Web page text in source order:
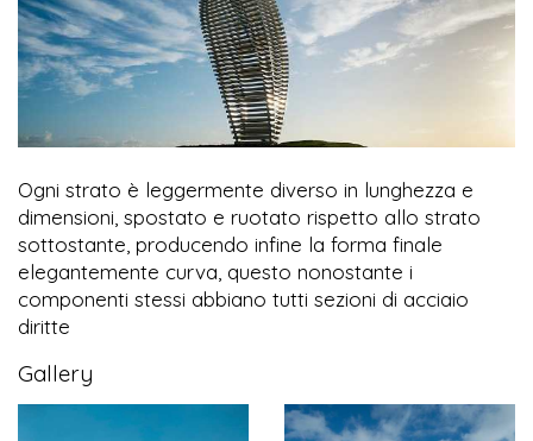
Ogni strato è leggermente diverso in lunghezza e
dimensioni, spostato e ruotato rispetto allo strato
sottostante, producendo infine la forma finale
elegantemente curva, questo nonostante i
componenti stessi abbiano tutti sezioni di acciaio
diritte
Gallery